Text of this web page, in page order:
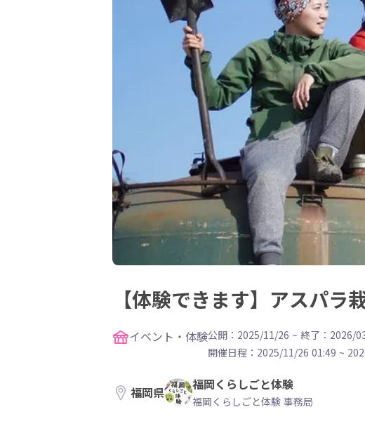
【体験できます】アスパ
イベント・体験公開：2025/11/26 ~ 終了：2026/
開催日程： 2025/11/26 01:49 ~
福岡県 福岡くらしごと体験
福岡くらしごと体験 事務局